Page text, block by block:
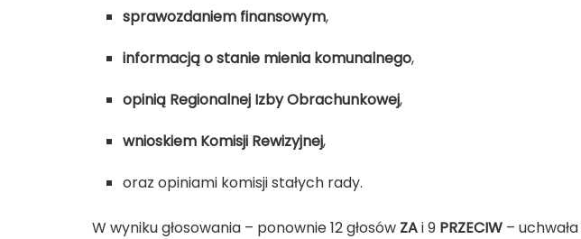
sprawozdaniem finansowym,
informacją o stanie mienia komunalnego,
opinią Regionalnej Izby Obrachunkowej,
wnioskiem Komisji Rewizyjnej,
oraz opiniami komisji stałych rady.
W wyniku głosowania – ponownie 12 głosów ZAi 9 PRZECIW –